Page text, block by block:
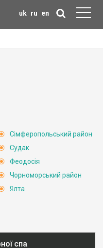
uk ru en
Сімферопольський район
Судак
Феодосія
Чорноморський район
Ялта